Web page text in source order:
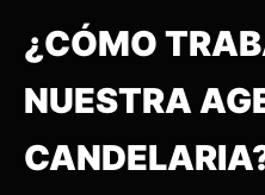
¿CÓMO
NUESTRA